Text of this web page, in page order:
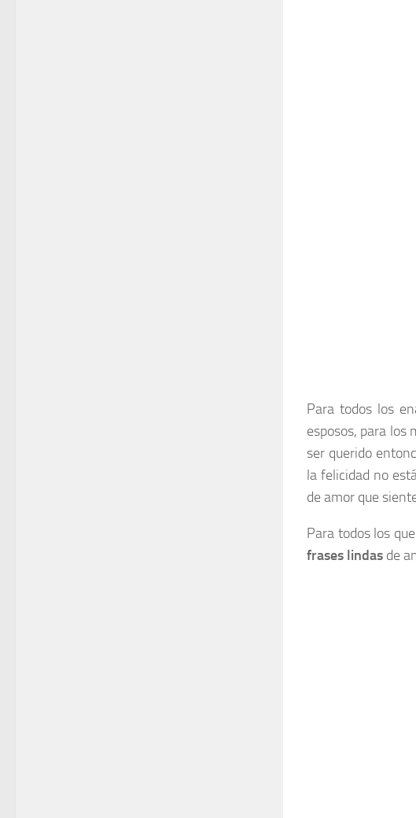
Para todos los
esposos, para los
ser querido
la felicidad no
de amor que
Para todos los
frases lindas de